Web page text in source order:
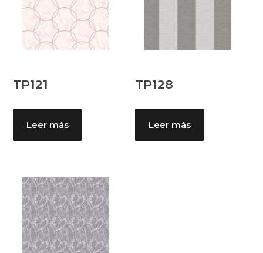
TP121
Leer más
TP128
Leer más